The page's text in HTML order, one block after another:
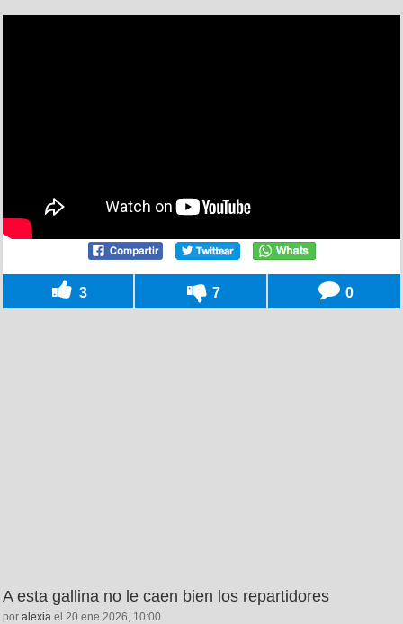
3 7 0
A esta gallina no le caen bien los repartidores
por alexia el 20 ene 2026, 10:00